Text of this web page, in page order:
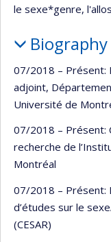
le sexe*genre,
Biography
07/2018 – Présent:
adjoint,
Université de
07/2018 – Présent:
recherche de
Montréal
07/2018 – Présent:
d’études sur le
(CESAR)